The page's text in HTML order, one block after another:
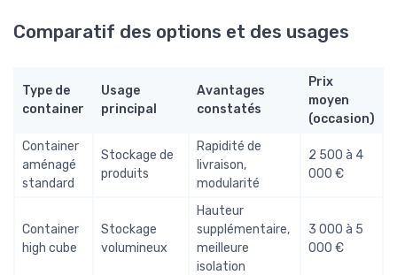
Comparatif des options et des usages
Type de
container
Usage
principal
Avantages
constatés
Prix
moyen
(occasion)
Container
aménagé
standard
Stockage de
produits
Rapidité de
livraison,
modularité
2 500 à 4
000 €
Container
high cube
Stockage
volumineux
Hauteur
supplémentaire,
meilleure
isolation
3 000 à 5
000 €